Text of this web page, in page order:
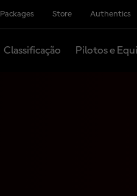
Packages Store Authentics
Classificação Pilotos e